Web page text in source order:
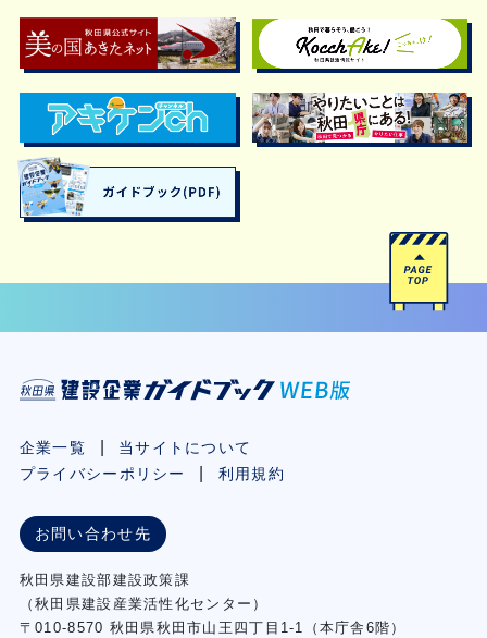
企業一覧
当サイトについて
プライバシーポリシー
利用規約
お問い合わせ先
秋⽥県建設部建設政策課
（秋⽥県建設産業活性化センター）
〒010-8570 秋田県秋田市⼭王四丁⽬1-1（本庁舎6階）